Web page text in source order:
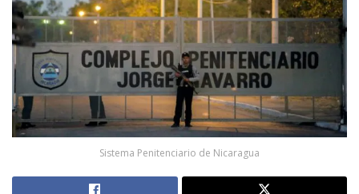
Sistema Penitenciario de Nicaragua